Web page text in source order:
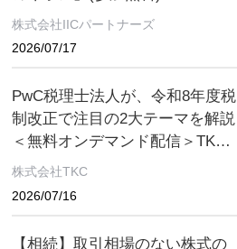
株式会社IICパートナーズ
2026/07/17
PwC税理士法人が、令和8年度税
制改正で注目の2大テーマを解説
＜無料オンデマンド配信＞TKC
税制改正セミナー 2026年8月31
株式会社TKC
2026/07/16
【相続】取引相場のない株式の